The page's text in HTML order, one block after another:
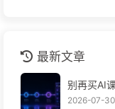
最新文章
别再买AI
2026-07-30